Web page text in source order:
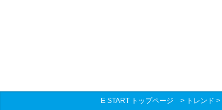
E START トップページ > トレンド >